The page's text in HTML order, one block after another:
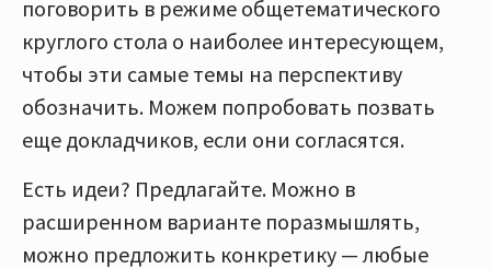
поговорить в режиме общетематического
круглого стола о наиболее интересующем,
чтобы эти самые темы на перспективу
обозначить. Можем попробовать позвать
еще докладчиков, если они согласятся.
Есть идеи? Предлагайте. Можно в
расширенном варианте поразмышлять,
можно предложить конкретику — любые